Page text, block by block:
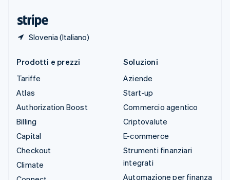
Slovenia (Italiano)
Prodotti e prezzi
Tariffe
Atlas
Authorization Boost
Billing
Capital
Checkout
Climate
Soluzioni
Aziende
Start-up
Commercio agentico
Criptovalute
E-commerce
Strumenti finanziari
integrati
Automazione per finanza